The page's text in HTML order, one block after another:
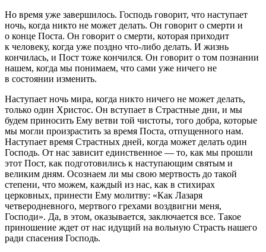
Но время уже завершилось. Господь говорит, что наступает
ночь, когда никто не может делать. Он говорит о смерти и
о конце Поста. Он говорит о смерти, которая приходит
к человеку, когда уже поздно что-либо делать. И жизнь
кончилась, и Пост тоже кончился. Он говорит о том познании
нашем, когда мы понимаем, что сами уже ничего не
в состоянии изменить.
Наступает ночь мира, когда никто ничего не может делать,
только один Христос. Он вступает в Страстные дни, и мы
будем приносить Ему ветви той чистоты, того добра, которые
мы могли произрастить за время Поста, отпущенного нам.
Наступает время Страстных дней, когда может делать один
Господь. От нас зависит единственное — то, как мы прошли
этот Пост, как подготовились к наступающим святым и
великим дням. Осознаем ли мы свою мертвость до такой
степени, что можем, каждый из нас, как в стихирах
церковных, принести Ему молитву: «Как Лазаря
четверодневного, мертвого грехами воздвигни меня,
Господи». Да, в этом, оказывается, заключается все. Такое
приношение ждет от нас идущий на вольную Страсть нашего
ради спасения Господь.